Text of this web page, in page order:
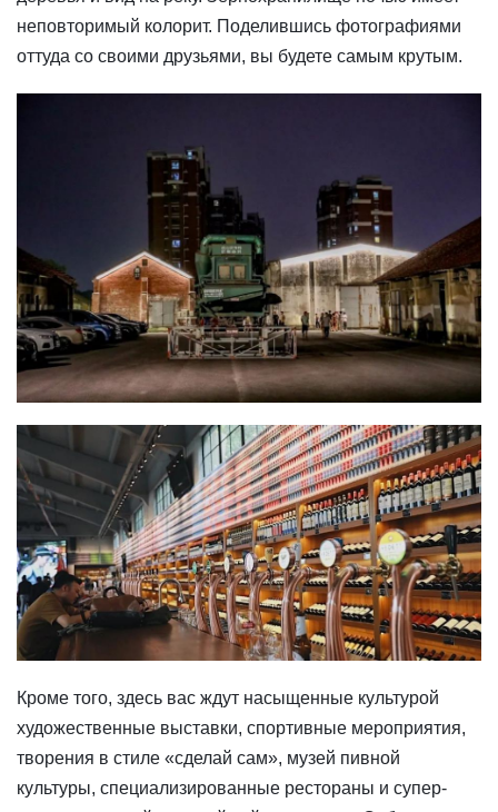
неповторимый колорит. Поделившись фотографиями
оттуда со своими друзьями, вы будете самым крутым.
Кроме того, здесь вас ждут насыщенные культурой
художественные выставки, спортивные мероприятия,
творения в стиле «сделай сам», музей пивной
культуры, специализированные рестораны и супер-